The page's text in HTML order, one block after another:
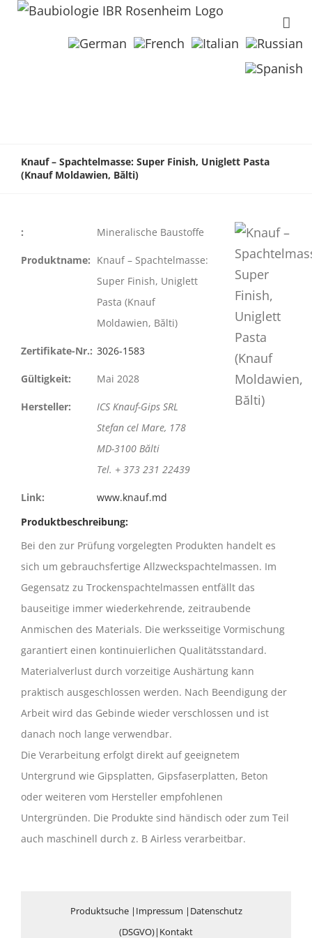
Knauf – Spachtelmasse: Super Finish, Uniglett Pasta
(Knauf Moldawien, Bălti)
: Mineralische Baustoffe
Produktname: Knauf – Spachtelmasse:
Super Finish, Uniglett
Pasta (Knauf
Moldawien, Bălti)
Zertifikate-Nr.: 3026-1583
Gültigkeit: Mai 2028
Hersteller:
ICS Knauf-Gips SRL
Stefan cel Mare, 178
MD-3100 Bălti
Tel. + 373 231 22439
Link:
www.knauf.md
Produktbeschreibung:
Bei den zur Prüfung vorgelegten Produkten handelt es
sich um gebrauchsfertige Allzweckspachtelmassen. Im
Gegensatz zu Trockenspachtelmassen entfällt das
bauseitige immer wiederkehrende, zeitraubende
Anmischen des Materials. Die werksseitige Vormischung
garantiert einen kontinuierlichen Qualitätsstandard.
Materialverlust durch vorzeitige Aushärtung kann
praktisch ausgeschlossen werden. Nach Beendigung der
Arbeit wird das Gebinde wieder verschlossen und ist
danach noch lange verwendbar.
Die Verarbeitung erfolgt direkt auf geeignetem
Untergrund wie Gipsplatten, Gipsfaserplatten, Beton
oder weiteren vom Hersteller empfohlenen
Untergründen. Die Produkte sind händisch oder zum Teil
auch maschinell durch z. B Airless verarbeitbar.
Produktsuche| Impressum | Datenschutz
(DSGVO)| Kontakt